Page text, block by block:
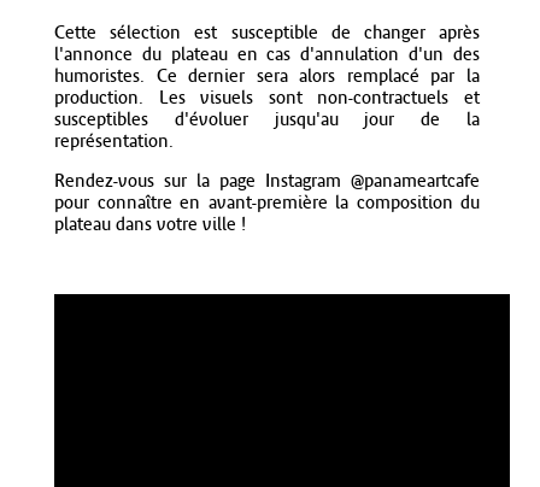
Cette sélection est susceptible de changer après
l'annonce du plateau en cas d'annulation d'un des
humoristes. Ce dernier sera alors remplacé par la
production. Les visuels sont non-contractuels et
susceptibles d'évoluer jusqu'au jour de la
représentation.
Rendez-vous sur la page Instagram @panameartcafe
pour connaître en avant-première la composition du
plateau dans votre ville !